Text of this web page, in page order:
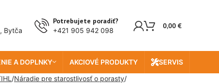
Bytča
Potrebujete poradiť?
+421 905 942 098
0,00 €
A DOPLNKY AKCIOVÉ PRODUKTY SERVIS
Náradie pre starostlivosť o porasty